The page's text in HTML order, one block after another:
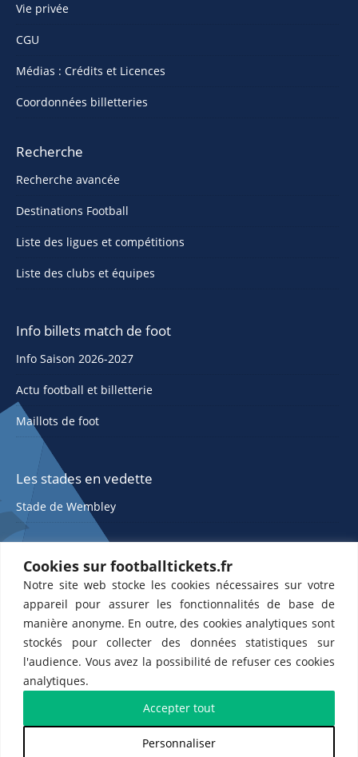
Cookies sur footballtickets.fr
Notre site web stocke les cookies nécessaires sur votre
appareil pour assurer les fonctionnalités de base de
manière anonyme. En outre, des cookies analytiques sont
stockés pour collecter des données statistiques sur
l'audience. Vous avez la possibilité de refuser ces cookies
analytiques.
Personnaliser
Accepter tout
Vie privée
CGU
Médias : Crédits et Licences
Coordonnées billetteries
Recherche
Recherche avancée
Destinations Football
Liste des ligues et compétitions
Liste des clubs et équipes
Info billets match de foot
Info Saison 2026-2027
Actu football et billetterie
Maillots de foot
Les stades en vedette
Stade de Wembley
ETTS 365 SL, Rambla de Catalunya 38, 8, 1, 08007 Barcelone, Espagne |
Partenaires de l'US Changé 53 💙et de l'US Bretons de Paris 🤍